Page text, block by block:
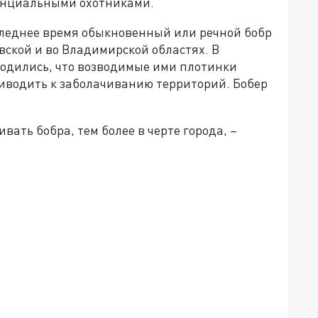
время обыкновенный или речной бобр
и во Владимирской областях. В
что возводимые ими плотинки
к заболачиванию территорий. Бобер
бобра, тем более в черте города, –